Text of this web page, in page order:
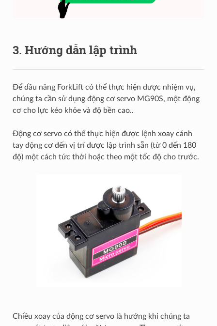
3. Hướng dẫn lập trình
Để đầu nâng ForkLift có thể thực hiện được nhiệm vụ,
chúng ta cần sử dụng động cơ servo MG90S, một động
cơ cho lực kéo khỏe và độ bền cao..
Động cơ servo có thể thực hiện được lệnh xoay cánh
tay động cơ đến vị trí được lập trình sẵn (từ 0 đến 180
độ) một cách tức thời hoặc theo một tốc độ cho trước.
Chiều xoay của động cơ servo là hướng khi chúng ta